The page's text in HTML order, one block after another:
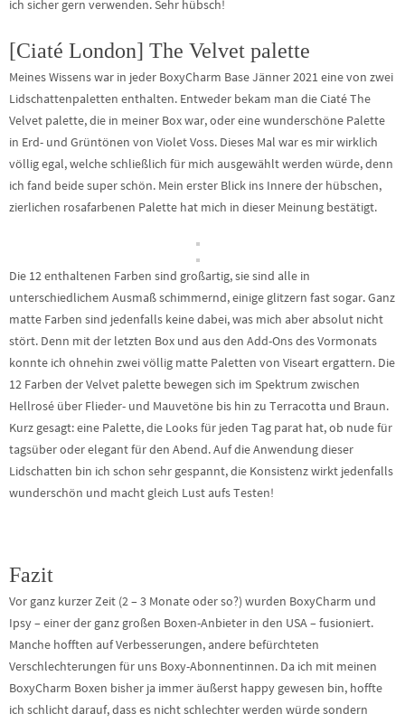
ich sicher gern verwenden. Sehr hübsch!
[Ciaté London] The Velvet palette
Meines Wissens war in jeder BoxyCharm Base Jänner 2021 eine von zwei
Lidschattenpaletten enthalten. Entweder bekam man die Ciaté The
Velvet palette, die in meiner Box war, oder eine wunderschöne Palette
in Erd- und Grüntönen von Violet Voss. Dieses Mal war es mir wirklich
völlig egal, welche schließlich für mich ausgewählt werden würde, denn
ich fand beide super schön. Mein erster Blick ins Innere der hübschen,
zierlichen rosafarbenen Palette hat mich in dieser Meinung bestätigt.
Die 12 enthaltenen Farben sind großartig, sie sind alle in
unterschiedlichem Ausmaß schimmernd, einige glitzern fast sogar. Ganz
matte Farben sind jedenfalls keine dabei, was mich aber absolut nicht
stört. Denn mit der letzten Box und aus den Add-Ons des Vormonats
konnte ich ohnehin zwei völlig matte Paletten von Viseart ergattern. Die
12 Farben der Velvet palette bewegen sich im Spektrum zwischen
Hellrosé über Flieder- und Mauvetöne bis hin zu Terracotta und Braun.
Kurz gesagt: eine Palette, die Looks für jeden Tag parat hat, ob nude für
tagsüber oder elegant für den Abend. Auf die Anwendung dieser
Lidschatten bin ich schon sehr gespannt, die Konsistenz wirkt jedenfalls
wunderschön und macht gleich Lust aufs Testen!
Fazit
Vor ganz kurzer Zeit (2 – 3 Monate oder so?) wurden BoxyCharm und
Ipsy – einer der ganz großen Boxen-Anbieter in den USA – fusioniert.
Manche hofften auf Verbesserungen, andere befürchteten
Verschlechterungen für uns Boxy-Abonnentinnen. Da ich mit meinen
BoxyCharm Boxen bisher ja immer äußerst happy gewesen bin, hoffte
ich schlicht darauf, dass es nicht schlechter werden würde sondern